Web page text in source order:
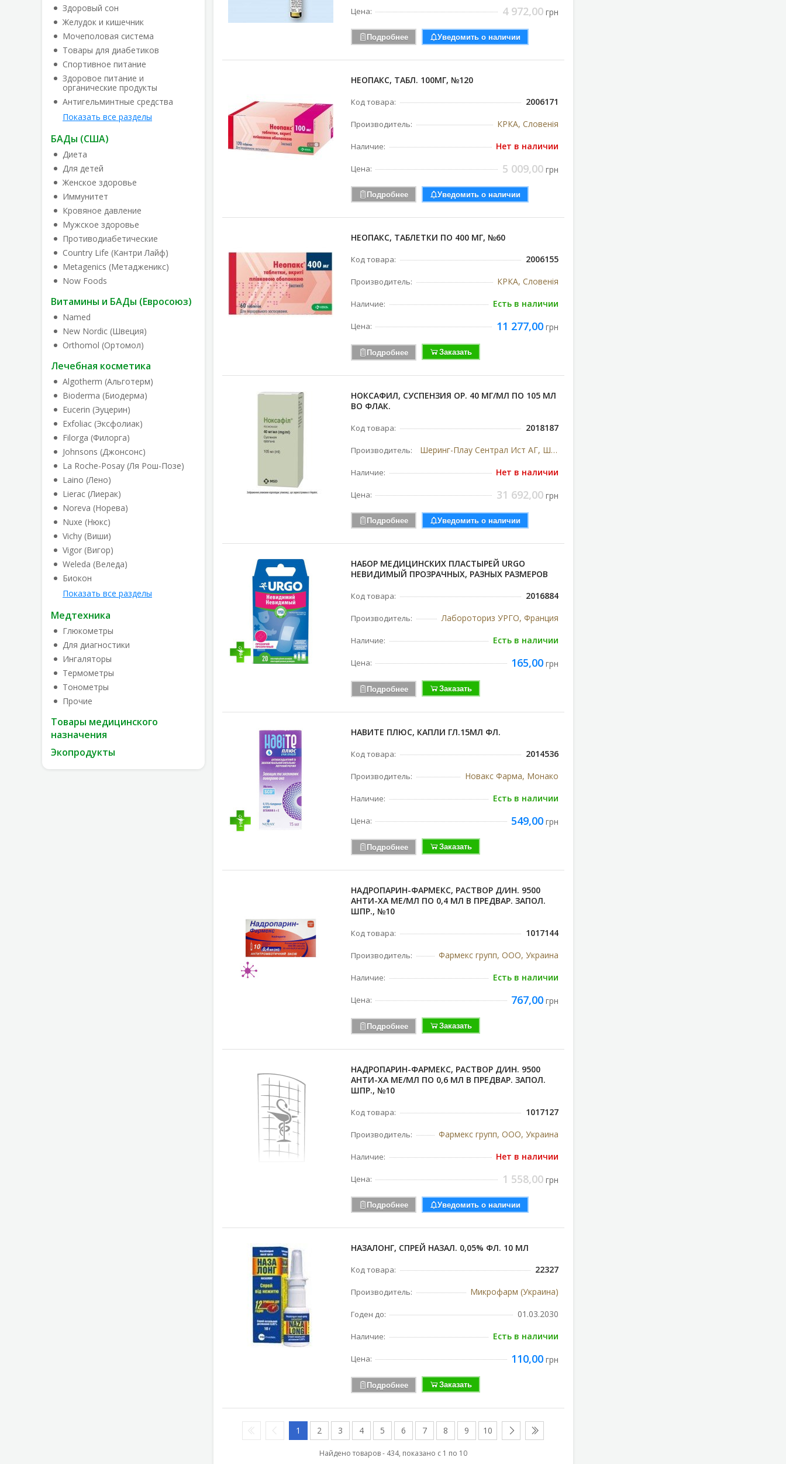
Здоровый сон
Желудок и кишечник
Мочеполовая система
Товары для диабетиков
Спортивное питание
Здоровое питание и
органические продукты
Антигельминтные средства
Показать все разделы
БАДы (США)
Диета
Для детей
Женское здоровье
Иммунитет
Кровяное давление
Мужское здоровье
Противодиабетические
Country Life (Кантри Лайф)
Metagenics (Метадженикс)
Now Foods
Витамины и БАДы (Евросоюз)
Named
New Nordic (Швеция)
Orthomol (Ортомол)
Лечебная косметика
Algotherm (Альготерм)
Bioderma (Биодерма)
Eucerin (Эуцерин)
Exfoliac (Эксфолиак)
Filorga (Филорга)
Johnsons (Джонсонс)
La Roche-Posay (Ля Рош-Позе)
Laino (Лено)
Lierac (Лиерак)
Noreva (Норева)
Nuxe (Нюкс)
Vichy (Виши)
Vigor (Вигор)
Weleda (Веледа)
Биокон
Показать все разделы
Медтехника
Глюкометры
Для диагностики
Ингаляторы
Термометры
Тонометры
Прочие
Товары медицинского
назначения
Экопродукты
Цена: 4 972,00грн
Подробнее Уведомить о наличии
НЕОПАКС, ТАБЛ. 100МГ, №120
Код товара: 2006171
Производитель: КРКА, Словенія
Наличие: Нет в наличии
Цена: 5 009,00грн
Подробнее Уведомить о наличии
НЕОПАКС, ТАБЛЕТКИ ПО 400 МГ, №60
Код товара: 2006155
Производитель: КРКА, Словенія
Наличие: Есть в наличии
Цена: 11 277,00грн
Подробнее Заказать
НОКСАФИЛ, СУСПЕНЗИЯ ОР. 40 МГ/МЛ ПО 105 МЛ
ВО ФЛАК.
Код товара: 2018187
Производитель: Шеринг-Плау Сентрал Ист АГ, Швейцария
Наличие: Нет в наличии
Цена: 31 692,00грн
Подробнее Уведомить о наличии
НАБОР МЕДИЦИНСКИХ ПЛАСТЫРЕЙ URGO
НЕВИДИМЫЙ ПРОЗРАЧНЫХ, РАЗНЫХ РАЗМЕРОВ
Код товара: 2016884
Производитель: Лабороториз УРГО, Франция
Наличие: Есть в наличии
Цена: 165,00грн
Подробнее Заказать
НАВИТЕ ПЛЮС, КАПЛИ ГЛ.15МЛ ФЛ.
Код товара: 2014536
Производитель: Новакс Фарма, Монако
Наличие: Есть в наличии
Цена: 549,00грн
Подробнее Заказать
НАДРОПАРИН-ФАРМЕКС, РАСТВОР Д/ИН. 9500
АНТИ-ХА МЕ/МЛ ПО 0,4 МЛ В ПРЕДВАР. ЗАПОЛ.
ШПР., №10
Код товара: 1017144
Производитель: Фармекс групп, ООО, Украина
Наличие: Есть в наличии
Цена: 767,00грн
Подробнее Заказать
НАДРОПАРИН-ФАРМЕКС, РАСТВОР Д/ИН. 9500
АНТИ-ХА МЕ/МЛ ПО 0,6 МЛ В ПРЕДВАР. ЗАПОЛ.
ШПР., №10
Код товара: 1017127
Производитель: Фармекс групп, ООО, Украина
Наличие: Нет в наличии
Цена: 1 558,00грн
Подробнее Уведомить о наличии
НАЗАЛОНГ, СПРЕЙ НАЗАЛ. 0,05% ФЛ. 10 МЛ
Код товара: 22327
Производитель: Микрофарм (Украина)
Годен до: 01.03.2030
Наличие: Есть в наличии
Цена: 110,00грн
Подробнее Заказать
1 2 3 4 5 6 7 8 9 10
Найдено товаров - 434, показано с 1 по 10